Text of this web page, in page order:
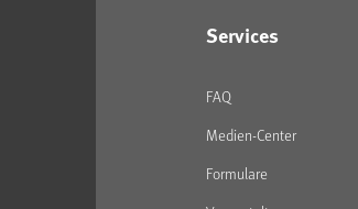
Services
FAQ
Medien-Center
Formulare